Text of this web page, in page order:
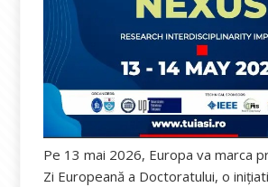
Pe 13 mai 2026, Europa va marca
Zi Europeană a Doctoratului, o